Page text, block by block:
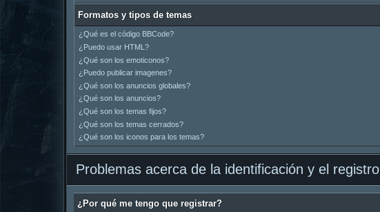
Formatos y tipos de temas
¿Qué es el código BBCode?
¿Puedo usar HTML?
¿Qué son los emoticonos?
¿Puedo publicar imagenes?
¿Qué son los anuncios globales?
¿Qué son los anuncios?
¿Qué son los temas fijos?
¿Qué son los temas cerrados?
¿Qué son los iconos para los temas?
Problemas acerca de la identificación y el registro
¿Por qué me tengo que registrar?